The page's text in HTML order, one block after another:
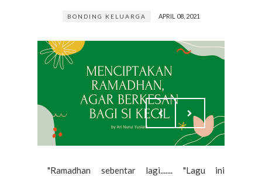
BONDING KELUARGA APRIL 08, 2021
"Ramadhan sebentar lagi....... "Lagu ini